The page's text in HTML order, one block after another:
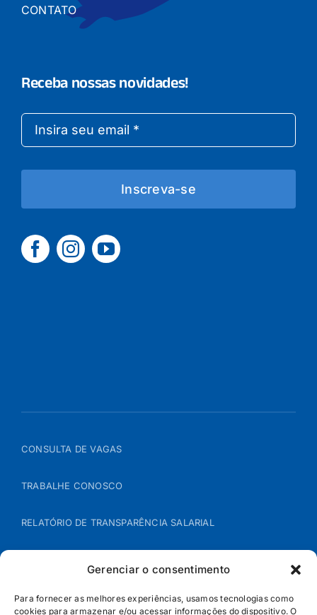
Gerenciar o consentimento
Para fornecer as melhores experiências, usamos tecnologias como
cookies para armazenar e/ou acessar informações do dispositivo. O
CONTATO
Receba nossas novidades!
Inscreva-se
CONSULTA DE VAGAS
TRABALHE CONOSCO
RELATÓRIO DE TRANSPARÊNCIA SALARIAL
POLÍTICA DE COOKIES